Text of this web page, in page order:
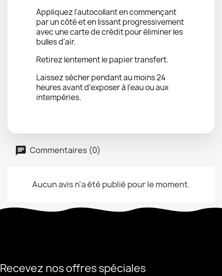
Appliquez l'autocollant en commençant
par un côté et en lissant progressivement
avec une carte de crédit pour éliminer les
bulles d'air.
Retirez lentement le papier transfert.
Laissez sécher pendant au moins 24
heures avant d'exposer à l'eau ou aux
intempéries.
Commentaires (0)
Aucun avis n'a été publié pour le moment.
Recevez nos offres spéciales